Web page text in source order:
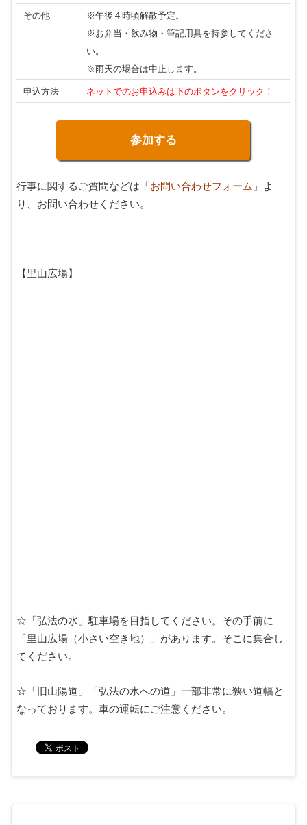
その他
※午後４時頃解散予定。
※お弁当・飲み物・筆記用具を持参してくださ
い。
※雨天の場合は中止します。
申込方法
ネットでのお申込みは下のボタンをクリック！
参加する
行事に関するご質問などは「お問い合わせフォーム 」よ
り、お問い合わせください。
【里山広場】
☆「弘法の水」駐車場を目指してください。その手前に
「里山広場（小さい空き地）」があります。そこに集合し
てください。
☆「旧山陽道」「弘法の水への道」一部非常に狭い道幅と
なっております。車の運転にご注意ください。